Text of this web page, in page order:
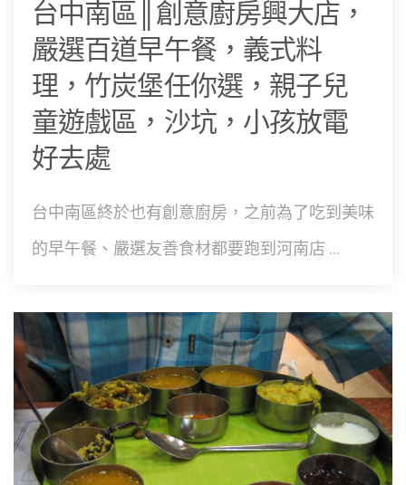
台中南區║創意廚房興大店，
嚴選百道早午餐，義式料
理，竹炭堡任你選，親子兒
童遊戲區，沙坑，小孩放電
好去處
台中南區終於也有創意廚房，之前為了吃到美味
的早午餐、嚴選友善食材都要跑到河南店 ...